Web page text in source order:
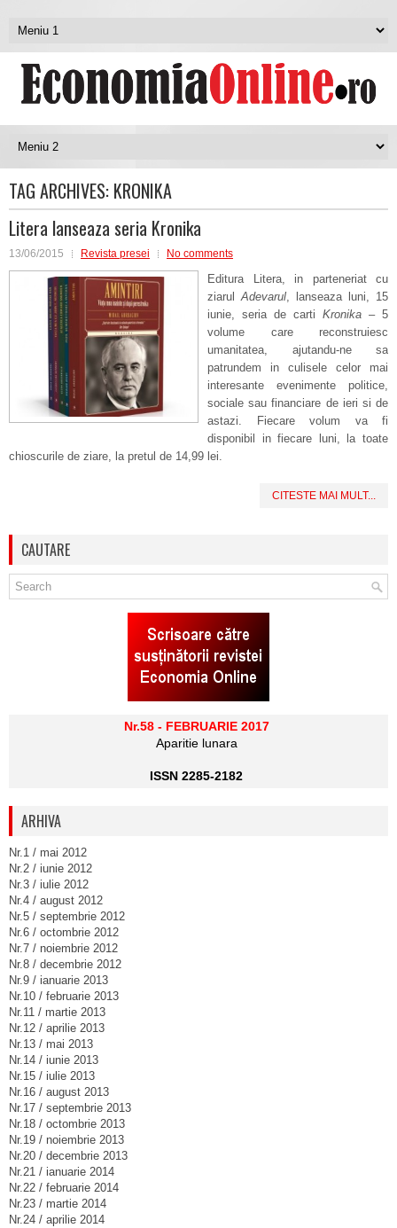
TAG ARCHIVES: KRONIKA
Litera lanseaza seria Kronika
13/06/2015 Revista presei No comments
Editura Litera, in parteneriat cu
ziarulAdevarul, lanseaza luni, 15
iunie, seria de carti Kronika – 5
volume care reconstruiesc
umanitatea, ajutandu-ne sa
patrundem in culisele celor mai
interesante evenimente politice,
sociale sau financiare de ieri si de
astazi. Fiecare volum va fi
disponibil in fiecare luni, la toate
chioscurile de ziare, la pretul de 14,99 lei.
CITESTE MAI MULT...
CAUTARE
Nr.58 - FEBRUARIE 2017
Aparitie lunara
ISSN 2285-2182
ARHIVA
Nr.1 / mai 2012
Nr.2 / iunie 2012
Nr.3 / iulie 2012
Nr.4 / august 2012
Nr.5 / septembrie 2012
Nr.6 / octombrie 2012
Nr.7 / noiembrie 2012
Nr.8 / decembrie 2012
Nr.9 / ianuarie 2013
Nr.10 / februarie 2013
Nr.11 / martie 2013
Nr.12 / aprilie 2013
Nr.13 / mai 2013
Nr.14 / iunie 2013
Nr.15 / iulie 2013
Nr.16 / august 2013
Nr.17 / septembrie 2013
Nr.18 / octombrie 2013
Nr.19 / noiembrie 2013
Nr.20 / decembrie 2013
Nr.21 / ianuarie 2014
Nr.22 / februarie 2014
Nr.23 / martie 2014
Nr.24 / aprilie 2014